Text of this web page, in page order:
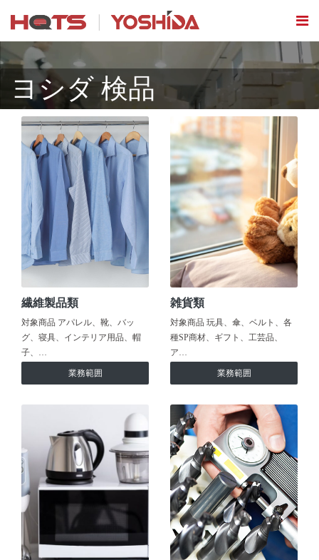
ヨシダ 検品
繊維製品類
対象商品 アパレル、靴、バッ
グ、寝具、インテリア用品、帽
子、…
業務範囲
雑貨類
対象商品 玩具、傘、ベルト、各
種SP商材、ギフト、工芸品、
ア…
業務範囲